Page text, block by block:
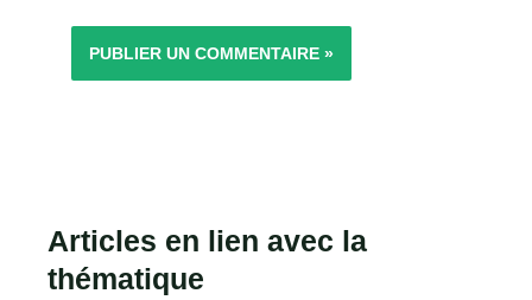
Articles en lien avec la
thématique